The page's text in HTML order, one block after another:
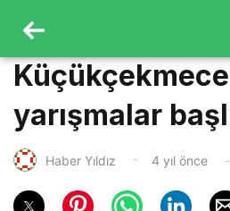
yarışmalar
Haber Yıldız 4 yıl önce